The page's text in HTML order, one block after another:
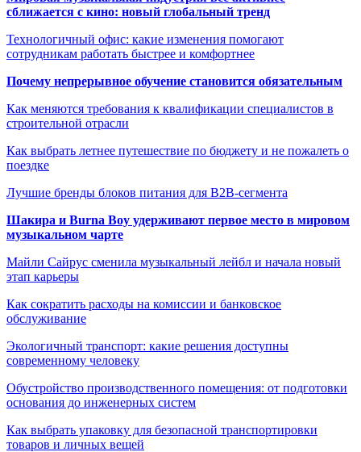
сближается с кино: новый глобальный тренд
Технологичный офис: какие изменения помогают
сотрудникам работать быстрее и комфортнее
Почему непрерывное обучение становится обязательным
Как меняются требования к квалификации специалистов в
строительной отрасли
Как выбрать летнее путешествие по бюджету и не пожалеть о
поездке
Лучшие бренды блоков питания для B2B-сегмента
Шакира и Burna Boy удерживают первое место в мировом
музыкальном чарте
Майли Сайрус сменила музыкальный лейбл и начала новый
этап карьеры
Как сократить расходы на комиссии и банковское
обслуживание
Экологичный транспорт: какие решения доступны
современному человеку
Обустройство производственного помещения: от подготовки
основания до инженерных систем
Как выбрать упаковку для безопасной транспортировки
товаров и личных вещей